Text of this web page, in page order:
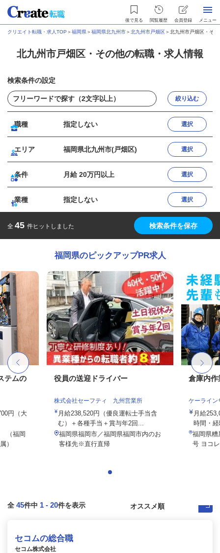
後で見る 閲覧履歴 会員登録 メニュー
クリエイト転職・求人TOP ＞福岡県＞福岡県北九州市＞北九州市戸畑区＞北九州市戸畑区・そ
北九州市戸畑区・その他の転職・求人情報
検索条件の設定
絞り込む
職種 指定しない 選択
エリア 福岡県北九州市(戸畑区) 選択
条件 月給 20万円以上 選択
業種 指定しない 選択
全 45 件ヒットしました 検索条件を保存
福岡県のピックアップPR求人
テムの
円（大
（福岡
）
役員の送迎ドライバー
株式会社セーフティ 九州営業所
月給238,520円（優良運転士手当含
む）＋各種手当＋賞与年2回...
福岡県福岡市／福岡県福岡市内のお
客様先※直行直帰
倉庫内作
ケーライ
月給
時間・
福岡県糟
号 ヨコ
全 45件中 1 - 20件を表示
セコムの総合職
セコム株式会社